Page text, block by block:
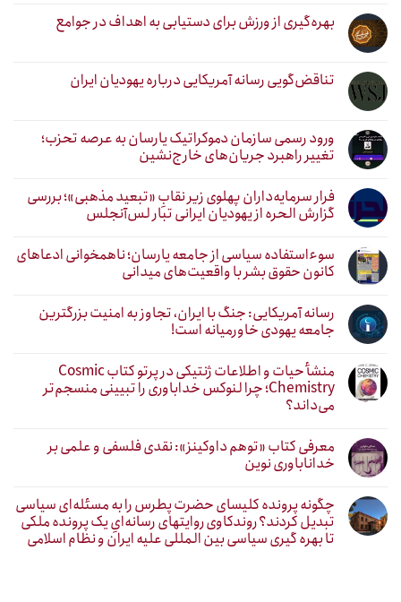
بهره‌گیری از ورزش برای دستیابی به اهداف در جوامع
تناقض‌گویی رسانه آمریکایی درباره یهودیان ایران
ورود رسمی سازمان دموکراتیک یارسان به عرصه تحزب؛
تغییر راهبرد جریان‌های خارج‌نشین
فرار سرمایه‌داران پهلوی زیر نقابِ «تبعید مذهبی»؛ بررسی
گزارش الحره از یهودیان ایرانی تبار لس‌آنجلس
سوءاستفاده سیاسی از جامعه یارسان؛ ناهمخوانی ادعاهای
کانون حقوق بشر با واقعیت‌های میدانی
رسانه آمریکایی: جنگ با ایران، تجاوز به امنیت بزرگترین
جامعه یهودی خاورمیانه است!
منشأ حیات و اطلاعات ژنتیکی در پرتو کتاب Cosmic
Chemistry؛ چرا لنوکس خداباوری را تبیینی منسجم‌تر
می‌داند؟
معرفی کتاب «توهم داوکینز»: نقدی فلسفی و علمی بر
خداناباوری نوین
چگونه پرونده کلیسای حضرت پطرس را به مسئله‌ای سیاسی
تبدیل کردند؟ روندکاوی روایتهای رسانه‌ایِ یک پرونده ملکی
تا بهره گیری سیاسی بین المللی علیه ایران و نظام اسلامی